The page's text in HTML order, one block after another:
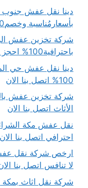
دينا نقل عفش جنوب
بأسعارمُناسبة وخصم20%..اتصل الـأن
شركة تخزين عفش
باحترافية100% احجز الآن بـ20%خصم فوري
دينا نقل عفش حي
100% اتصل بنا الان
الأثاث اتصل بنا الان
احترافي اتصل بنا الان
لا تنافس اتصل بنا